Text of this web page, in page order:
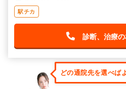
駅チカ
診断、治療
どの通院先を選べば